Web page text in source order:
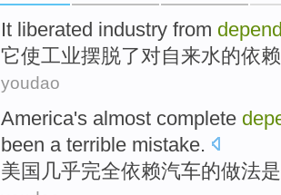
It liberated industry from
它使工业摆脱了对自来水的依赖
youdao
America's almost complete
been a terrible mistake.
美国 几乎完全依赖汽车的做法是